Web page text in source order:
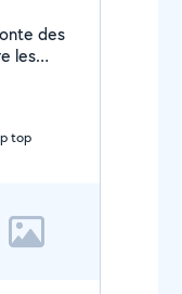
des
les
top